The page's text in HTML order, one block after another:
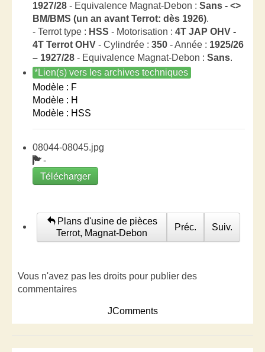
1927/28 - Equivalence Magnat-Debon : Sans - <>
BM/BMS (un an avant Terrot: dès 1926).
- Terrot type : HSS - Motorisation : 4T JAP OHV -
4T Terrot OHV - Cylindrée : 350 - Année : 1925/26
– 1927/28 - Equivalence Magnat-Debon : Sans.
*Lien(s) vers les archives techniques
Modèle : F
Modèle : H
Modèle : HSS
08044-08045.jpg
-
Télécharger
Plans d'usine de pièces
Terrot, Magnat-Debon
Préc. Suiv.
Vous n'avez pas les droits pour publier des
commentaires
JComments